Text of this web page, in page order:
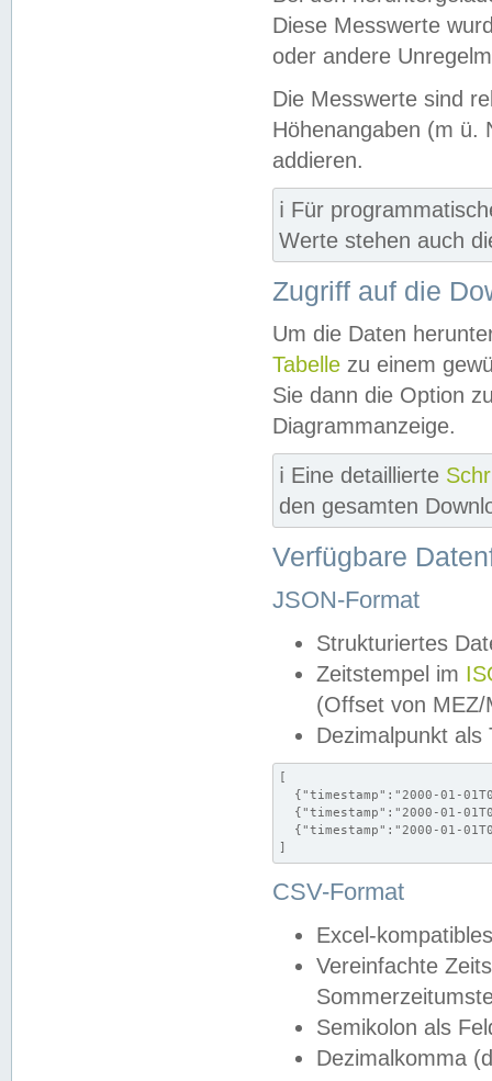
Diese Messwerte
oder andere
Die Messwerte sind
Höhenangaben (m ü.
addieren.
ℹ️ Für
Werte stehen auch
Zugriff auf die
Um die Daten
Tabelle zu einem
Sie dann die Option
Diagrammanzeige.
ℹ️ Eine detaillierte
den gesamten
Verfügbare
JSON-Format
Strukturiertes
Zeitstempel im
(Offset von MEZ/
Dezimalpunkt als
[
{"timestamp":"2000-01-
{"timestamp":"2000-01-
{"timestamp":"2000-01-
]
CSV-Format
Excel-
Vereinfachte
Semikolon als
Dezimalkomma